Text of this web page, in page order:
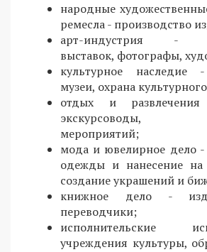
народные
ремесла - производство
арт-индустрия -
выставок, фотографы,
культурное наследие
музеи, охрана
отдых и
экскурсоводы,
мероприятий;
мода и ювелирное дело -
одежды и нанесение на
создание украшений и
книжное дело -
переводчики;
исполнительские
учреждения культуры,